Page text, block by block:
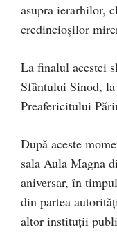
asupra ierarhilor,
credincioşilor
La finalul acestei
Sfântului Sinod,
Preafericitului
După aceste
sala Aula Magna
aniversar, în
din partea
altor instituţii